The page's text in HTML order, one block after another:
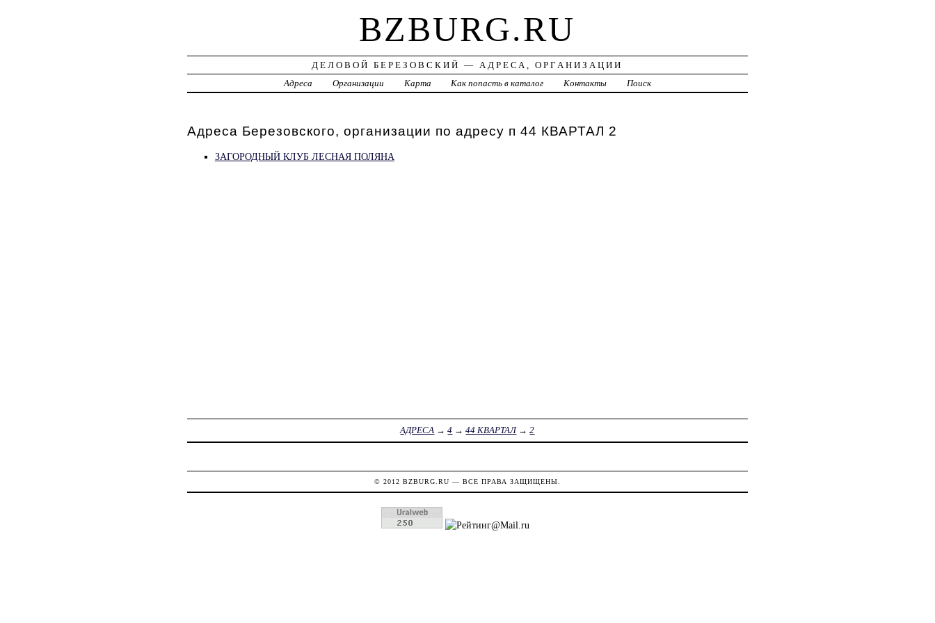
BZBURG.RU
ДЕЛОВОЙ БЕРЕЗОВСКИЙ — АДРЕСА, ОРГАНИЗАЦИИ
Адреса
Организации Карта Как попасть в каталог Контакты Поиск
Адреса Березовского, организации по адресу п 44 КВАРТАЛ 2
ЗАГОРОДНЫЙ КЛУБ ЛЕСНАЯ ПОЛЯНА
АДРЕСА →4 →44 КВАРТАЛ→2
© 2012 BZBURG.RU — ВСЕ ПРАВА ЗАЩИЩЕНЫ.